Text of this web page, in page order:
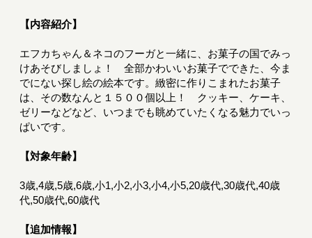
【内容紹介】
エフカちゃん＆ネコのフーガと一緒に、お菓子の国でみっ
けあそびしましょ！ 全部かわいいお菓子でできた、今ま
でにない探し絵の絵本です。緻密に作りこまれたお菓子
は、その数なんと１５００個以上！ クッキー、ケーキ、
ゼリーなどなど、いつまでも眺めていたくなる魅力でいっ
ぱいです。
【対象年齢】
3歳,4歳,5歳,6歳,小1,小2,小3,小4,小5,20歳代,30歳代,40歳
代,50歳代,60歳代
【追加情報】